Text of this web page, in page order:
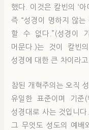
했다. 이것은 칼빈의 ‘
즉 “성경이 명하지 않
할 수 없다.”(성경이
머문다.)는 것이 칼빈
성경에 대한 큰 차이라
참된 개혁주의는 오직
유일한 표준이며 기
성경대로 사는 것입니
그 무엇도 성도의 예배